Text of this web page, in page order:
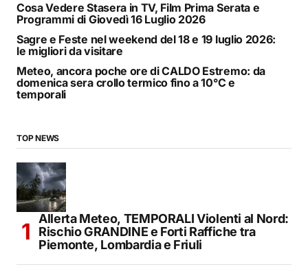
Cosa Vedere Stasera in TV, Film Prima Serata e
Programmi di Giovedì 16 Luglio 2026
Sagre e Feste nel weekend del 18 e 19 luglio 2026:
le migliori da visitare
Meteo, ancora poche ore di CALDO Estremo: da
domenica sera crollo termico fino a 10°C e
temporali
TOP NEWS
Allerta Meteo, TEMPORALI Violenti al Nord:
Rischio GRANDINE e Forti Raffiche tra
Piemonte, Lombardia e Friuli